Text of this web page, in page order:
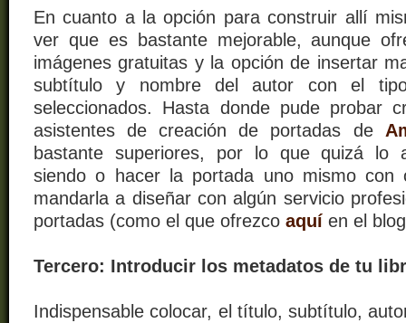
En cuanto a la opción para construir allí
ver que es bastante mejorable, aunque
imágenes gratuitas y la opción de insertar
subtítulo y nombre del autor con el
seleccionados. Hasta donde pude probar
asistentes de creación de portadas de
bastante superiores, por lo que quizá lo
siendo o hacer la portada uno mismo con
mandarla a diseñar con algún servicio
portadas (como el que ofrezco aquí en el
Tercero: Introducir los metadatos de tu
Indispensable colocar, el título, subtítulo,